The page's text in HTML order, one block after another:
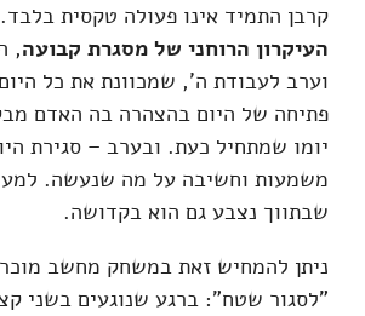
קרבן התמיד אינו פעולה טקסית
העיקרון הרוחני של מסגרת קבועה,
וערב לעבודת ה', שמכוונת את כל
פתיחה של היום בהצהרה בה האדם
יומו שמתחיל כעת. ובערב – סגירת
משמעות וחשיבה על מה שנעשה.
שבתווך נצבע גם הוא בקדושה.
ניתן להמחיש זאת במשחק מחשב
"לסגור שטח": ברגע שנוגעים בשני